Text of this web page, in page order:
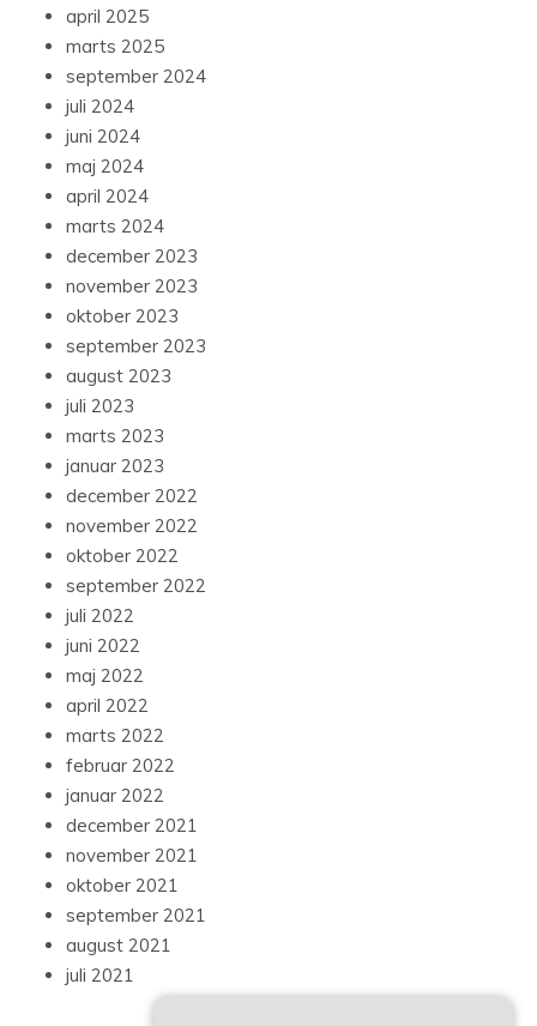
april 2025
marts 2025
september 2024
juli 2024
juni 2024
maj 2024
april 2024
marts 2024
december 2023
november 2023
oktober 2023
september 2023
august 2023
juli 2023
marts 2023
januar 2023
december 2022
november 2022
oktober 2022
september 2022
juli 2022
juni 2022
maj 2022
april 2022
marts 2022
februar 2022
januar 2022
december 2021
november 2021
oktober 2021
september 2021
august 2021
juli 2021